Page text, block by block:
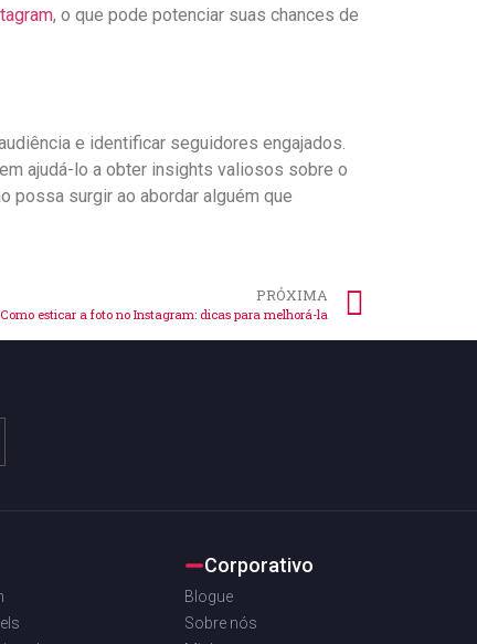
, o que pode potenciar suas chances ‌de ​
e identificar ‌seguidores engajados.
ajudá-lo ‌a⁤ obter ⁢insights valiosos sobre ‍o
possa surgir ⁤ao abordar alguém ⁢que
PRÓXIMA
Como esticar a foto no Instagram: dicas para melhorá-la
Corporativo
Blogue
Sobre nós